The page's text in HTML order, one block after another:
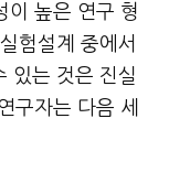
이 높은 연구 형
험설계 중에서
있는 것은 진실
구자는 다음 세